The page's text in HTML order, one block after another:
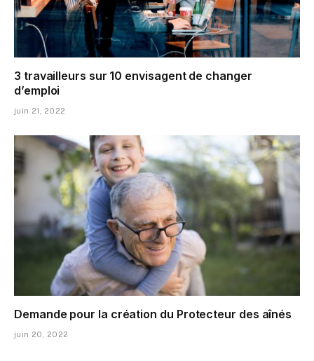
3 travailleurs sur 10 envisagent de changer
d’emploi
juin 21, 2022
Demande pour la création du Protecteur des aînés
juin 20, 2022